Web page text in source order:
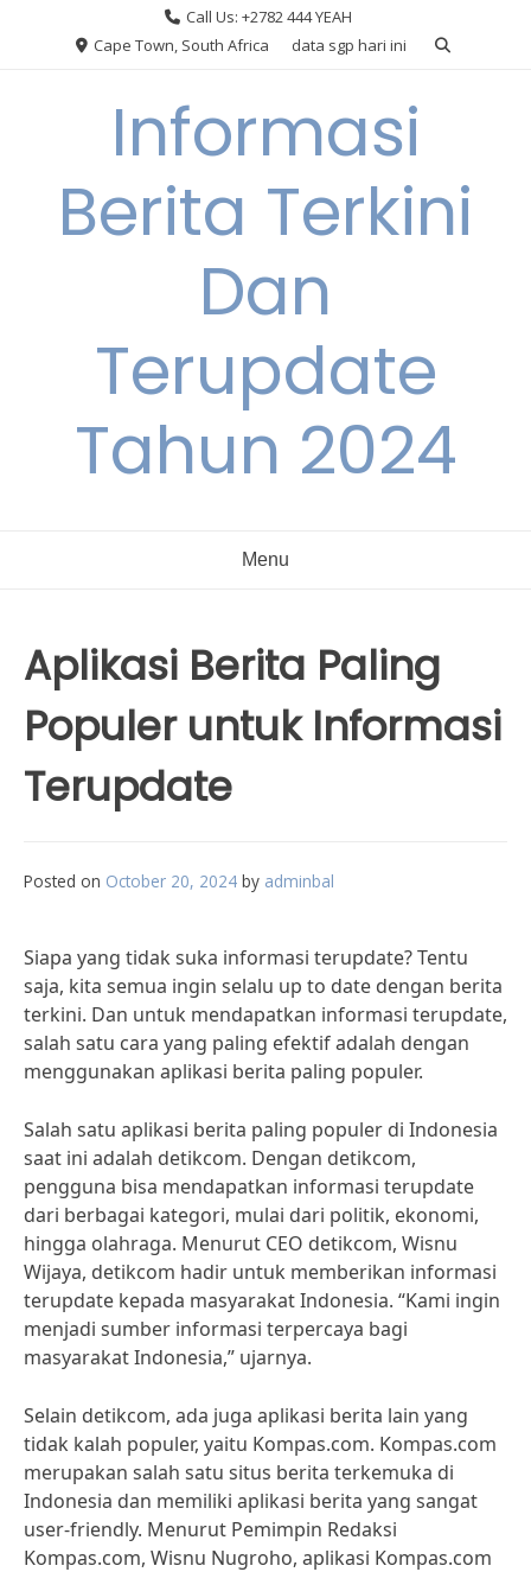
Call Us: +2782 444 YEAH
Cape Town, South Africa
data sgp hari ini
Informasi
Berita Terkini
Dan
Terupdate
Tahun 2024
Menu
Aplikasi Berita Paling
Populer untuk Informasi
Terupdate
Posted on October 20, 2024 by adminbal
Siapa yang tidak suka informasi terupdate? Tentu
saja, kita semua ingin selalu up to date dengan berita
terkini. Dan untuk mendapatkan informasi terupdate,
salah satu cara yang paling efektif adalah dengan
menggunakan aplikasi berita paling populer.
Salah satu aplikasi berita paling populer di Indonesia
saat ini adalah detikcom. Dengan detikcom,
pengguna bisa mendapatkan informasi terupdate
dari berbagai kategori, mulai dari politik, ekonomi,
hingga olahraga. Menurut CEO detikcom, Wisnu
Wijaya, detikcom hadir untuk memberikan informasi
terupdate kepada masyarakat Indonesia. “Kami ingin
menjadi sumber informasi terpercaya bagi
masyarakat Indonesia,” ujarnya.
Selain detikcom, ada juga aplikasi berita lain yang
tidak kalah populer, yaitu Kompas.com. Kompas.com
merupakan salah satu situs berita terkemuka di
Indonesia dan memiliki aplikasi berita yang sangat
user-friendly. Menurut Pemimpin Redaksi
Kompas.com, Wisnu Nugroho, aplikasi Kompas.com